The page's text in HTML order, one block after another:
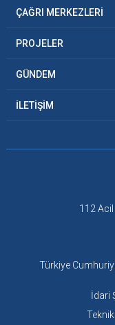
ÇAĞRI MERKEZLERİ
PROJELER
GÜNDEM
İLETİŞİM
112 Acil
Türkiye
İdari